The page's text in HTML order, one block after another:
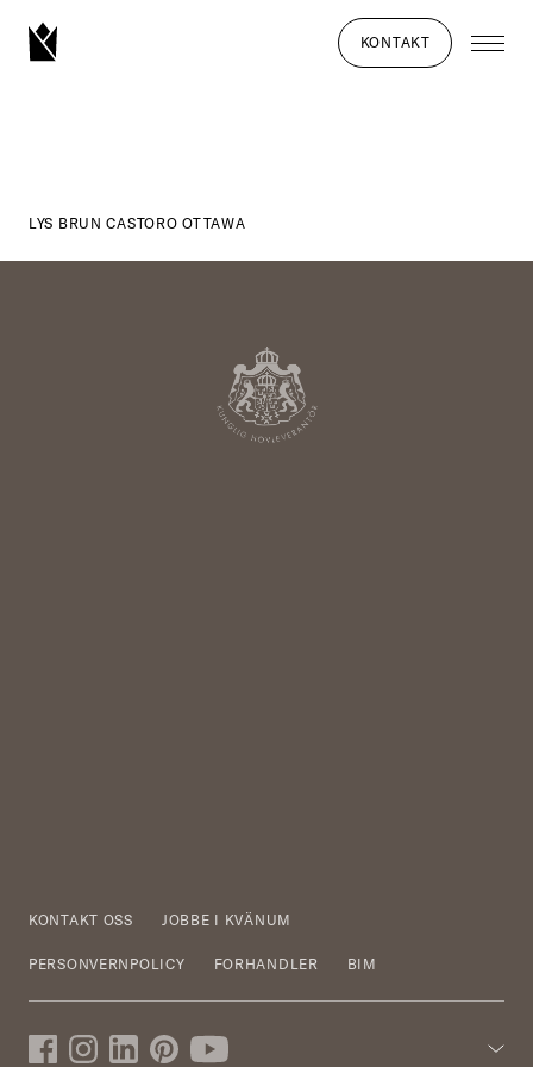
KONTAKT
LYS BRUN CASTORO OTTAWA
KONTAKT OSS JOBBE I KVÄNUM
PERSONVERNPOLICY FORHANDLER BIM